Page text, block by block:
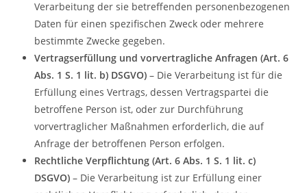
Verarbeitung der sie betreffenden personenbezogenen
Daten für einen spezifischen Zweck oder mehrere
bestimmte Zwecke gegeben.
Vertragserfüllung und vorvertragliche Anfragen (Art. 6
Abs. 1 S. 1 lit. b) DSGVO) – Die Verarbeitung ist für die
Erfüllung eines Vertrags, dessen Vertragspartei die
betroffene Person ist, oder zur Durchführung
vorvertraglicher Maßnahmen erforderlich, die auf
Anfrage der betroffenen Person erfolgen.
Rechtliche Verpflichtung (Art. 6 Abs. 1 S. 1 lit. c)
DSGVO) – Die Verarbeitung ist zur Erfüllung einer